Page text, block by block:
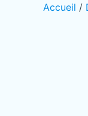
Accueil /